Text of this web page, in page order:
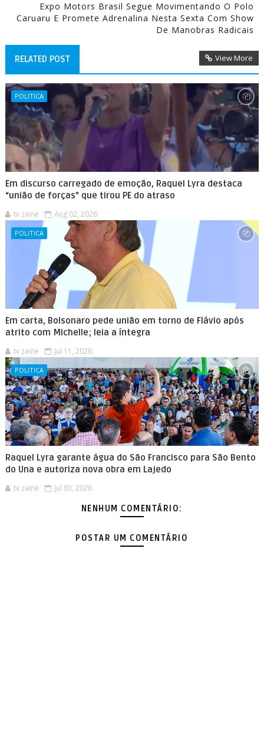
Expo Motors Brasil Segue Movimentando O Polo
Caruaru E Promete Adrenalina Nesta Sexta Com Show
De Manobras Radicais
RELATED POST View More
POLITICA
Em discurso carregado de emoção, Raquel Lyra destaca
“união de forças” que tirou PE do atraso
tv zaine Aug 02, 2026
POLITICA
Em carta, Bolsonaro pede união em torno de Flávio após
atrito com Michelle; leia a íntegra
tv zaine Jul 11, 2026
POLITICA
Raquel Lyra garante água do São Francisco para São Bento
do Una e autoriza nova obra em Lajedo
tv zaine Jul 03, 2026
NENHUM COMENTÁRIO:
POSTAR UM COMENTÁRIO